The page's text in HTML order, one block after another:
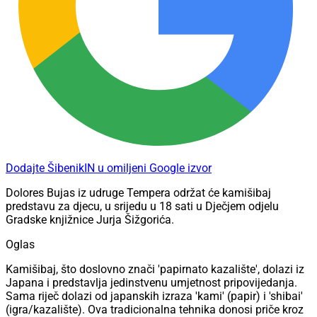
Dodajte ŠibenikIN u omiljeni Google izvor
Dolores Bujas iz udruge Tempera održat će kamišibaj
predstavu za djecu, u srijedu u 18 sati u Dječjem odjelu
Gradske knjižnice Jurja Šižgorića.
Oglas
Kamišibaj, što doslovno znači 'papirnato kazalište', dolazi iz
Japana i predstavlja jedinstvenu umjetnost pripovijedanja.
Sama riječ dolazi od japanskih izraza 'kami' (papir) i 'shibai'
(igra/kazalište). Ova tradicionalna tehnika donosi priče kroz